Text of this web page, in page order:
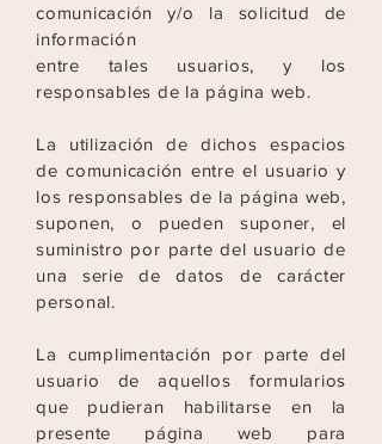
comunicación y/o la solicitud de
información
entre tales usuarios, y los
responsables de la página web.
La utilización de dichos espacios
de comunicación entre el usuario y
los responsables de la página web,
suponen, o pueden suponer, el
suministro por parte del usuario de
una serie dedatos de carácter
personal.
La cumplimentación por parte del
usuario de aquellos formularios
que pudieran habilitarse en la
presente página web para